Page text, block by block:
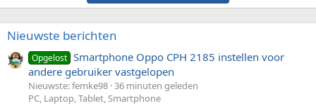
Nieuwste berichten
Opgelost Smartphone Oppo CPH 2185 instellen voor
andere gebruiker vastgelopen
Nieuwste: femke98 36 minuten geleden
PC, Laptop, Tablet, Smartphone